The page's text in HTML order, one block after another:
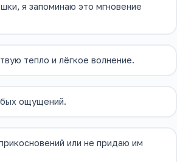
я запоминаю это мгновение
тепло и лёгкое волнение.
ощущений.
или не придаю им